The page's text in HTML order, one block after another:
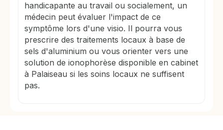
handicapante au travail ou socialement, un
médecin peut évaluer l'impact de ce
symptôme lors d'une visio. Il pourra vous
prescrire des traitements locaux à base de
sels d'aluminium ou vous orienter vers une
solution de ionophorèse disponible en cabinet
à Palaiseau si les soins locaux ne suffisent
pas.